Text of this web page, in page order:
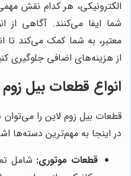
الکترونیکی، هر کدام نقش
شما ایفا می‌کنند. آگاهی از
معتبر، به شما کمک می‌کند تا
از هزینه‌های اضافی جلوگیری
انواع قطعات بیل زوم
قطعات بیل زوم لاین را
در اینجا به مهم‌ترین دسته‌ها
قطعات موتوری: شامل